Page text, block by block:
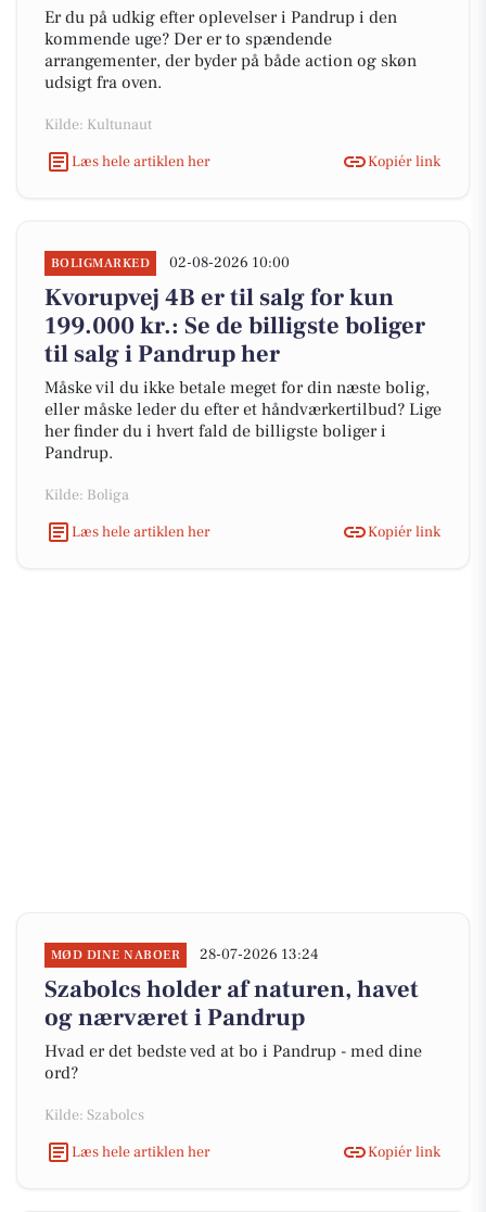
Er du på udkig efter oplevelser i Pandrup i den
kommende uge? Der er to spændende
arrangementer, der byder på både action og skøn
udsigt fra oven.
Kilde: Kultunaut
Læs hele artiklen her
Kopiér link
BOLIGMARKED 02-08-2026 10:00
Kvorupvej 4B er til salg for kun
199.000 kr.: Se de billigste boliger
til salg i Pandrup her
Måske vil du ikke betale meget for din næste bolig,
eller måske leder du efter et håndværkertilbud? Lige
her finder du i hvert fald de billigste boliger i
Pandrup.
Kilde: Boliga
Læs hele artiklen her
Kopiér link
MØD DINE NABOER 28-07-2026 13:24
Szabolcs holder af naturen, havet
og nærværet i Pandrup
Hvad er det bedste ved at bo i Pandrup - med dine
ord?
Kilde: Szabolcs
Læs hele artiklen her
Kopiér link